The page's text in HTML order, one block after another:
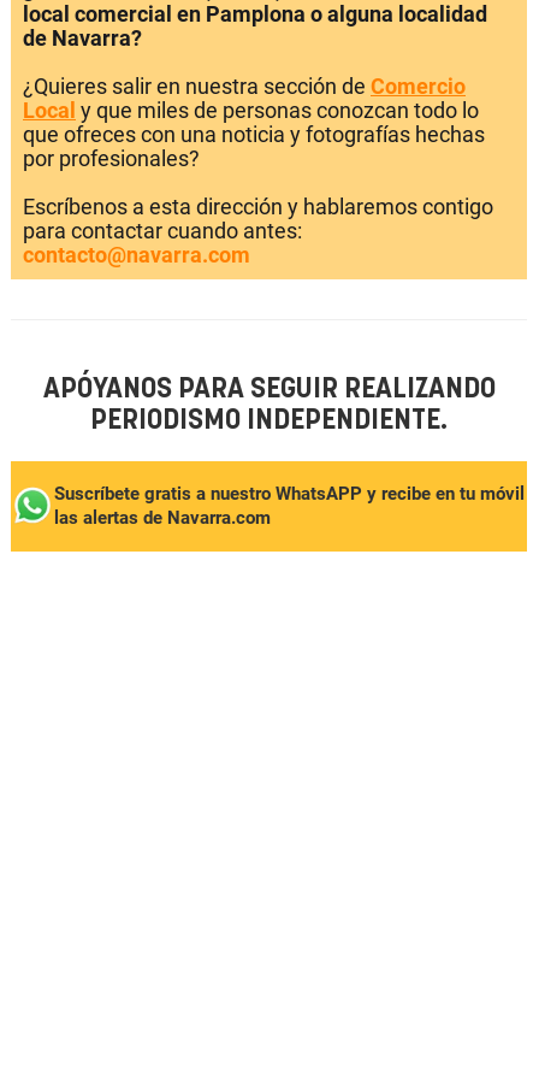
local comercial en Pamplona o alguna localidad
de Navarra?
¿Quieres salir en nuestra sección de Comercio
Local y que miles de personas conozcan todo lo
que ofreces con una noticia y fotografías hechas
por profesionales?
Escríbenos a esta dirección y hablaremos contigo
para contactar cuando antes:
contacto@navarra.com
APÓYANOS PARA SEGUIR REALIZANDO
PERIODISMO INDEPENDIENTE.
Suscríbete gratis a nuestro WhatsAPP y recibe en tu móvil
las alertas de Navarra.com